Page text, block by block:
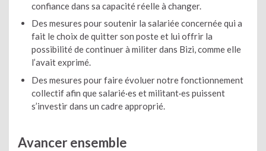
confiance dans sa capacité réelle à changer.
Des mesures pour soutenir la salariée concernée qui a
fait le choix de quitter son poste et lui offrir la
possibilité de continuer à militer dans Bizi, comme elle
l’avait exprimé.
Des mesures pour faire évoluer notre fonctionnement
collectif afin que salarié·es et militant·es puissent
s’investir dans un cadre approprié.
Avancer ensemble